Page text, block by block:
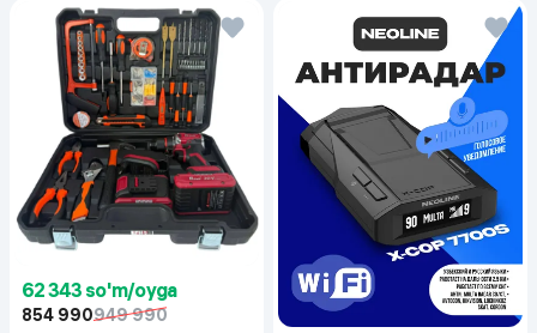
62 343 so'm/oyga
854 990949 990